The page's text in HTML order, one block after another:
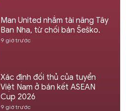
Man United nhắm tài năng Tây
Ban Nha, từ chối bán Šeško.
9 giờ trước
Xác định đối thủ của tuyển
Việt Nam ở bán kết ASEAN
Cup 2026
9 giờ trước